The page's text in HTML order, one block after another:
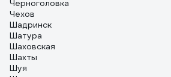
Черноголовка
Чехов
Шадринск
Шатура
Шаховская
Шахты
Шуя